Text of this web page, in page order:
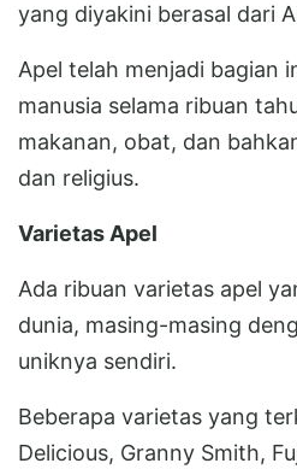
yang diyakini berasal dari
Apel telah menjadi bagian
manusia selama ribuan
makanan, obat, dan
dan religius.
Varietas Apel
Ada ribuan varietas apel
dunia, masing-masing
uniknya sendiri.
Beberapa varietas yang
Delicious, Granny Smith,